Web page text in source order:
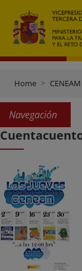
Home CENEAM
Navegación